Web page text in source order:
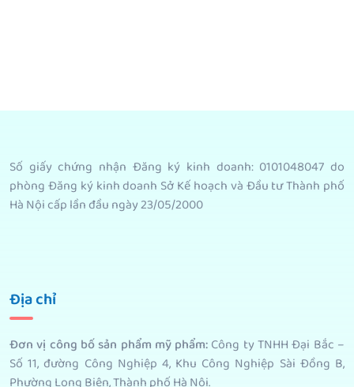
Số giấy chứng nhận Đăng ký kinh doanh: 0101048047 do
phòng Đăng ký kinh doanh Sở Kế hoạch và Đầu tư Thành phố
Hà Nội cấp lần đầu ngày 23/05/2000
Địa chỉ
Đơn vị công bố sản phẩm mỹ phẩm: Công ty TNHH Đại Bắc –
Số 11, đường Công Nghiệp 4, Khu Công Nghiệp Sài Đồng B,
Phường Long Biên, Thành phố Hà Nội.